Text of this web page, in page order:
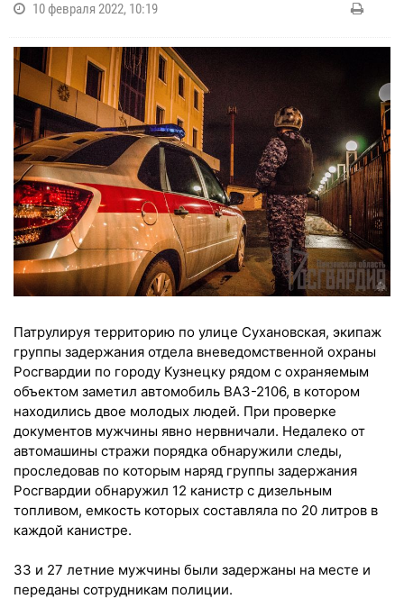
10 февраля 2022, 10:19
Патрулируя территорию по улице Сухановская, экипаж
группы задержания отдела вневедомственной охраны
Росгвардии по городу Кузнецку рядом с охраняемым
объектом заметил автомобиль ВАЗ-2106, в котором
находились двое молодых людей. При проверке
документов мужчины явно нервничали. Недалеко от
автомашины стражи порядка обнаружили следы,
проследовав по которым наряд группы задержания
Росгвардии обнаружил 12 канистр с дизельным
топливом, емкость которых составляла по 20 литров в
каждой канистре.
33 и 27 летние мужчины были задержаны на месте и
переданы сотрудникам полиции.